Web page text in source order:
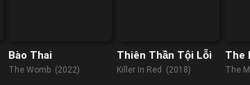
Bào Thai
The Womb (2022)
Thiên Thần Tội Lỗi
Killer In Red (2018)
The
The